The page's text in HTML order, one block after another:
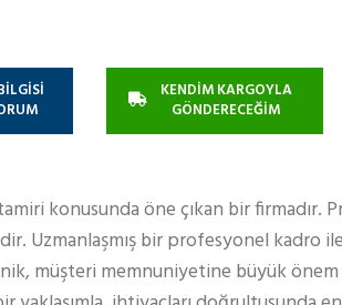
KENDİM KARGOYLA
GÖNDERECEĞİM
konusunda öne çıkan bir firmadır.
Uzmanlaşmış bir profesyonel kadro
müşteri memnuniyetine büyük